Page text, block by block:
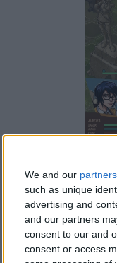
We and our partners
such as unique
advertising and
and our partners
consent to our and
consent or access